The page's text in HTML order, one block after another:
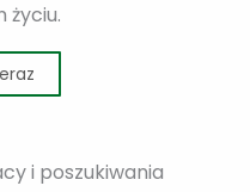
życiu.
i poszukiwania